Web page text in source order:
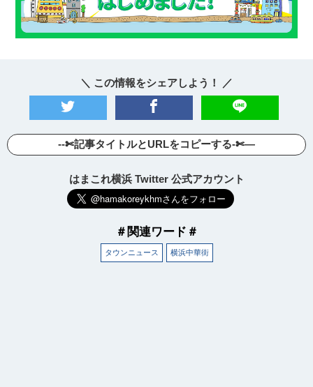
＼ この情報をシェアしよう！ ／
--✄記事タイトルとURLをコピーする-✄—
はまこれ横浜 Twitter 公式アカウント
＃関連ワード＃
タウンニュース 横浜中華街